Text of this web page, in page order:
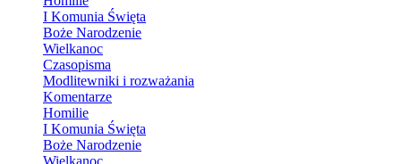
I Komunia Święta
Boże Narodzenie
Wielkanoc
Czasopisma
Modlitewniki i rozważania
Komentarze
Homilie
I Komunia Święta
Boże Narodzenie
Wielkanoc